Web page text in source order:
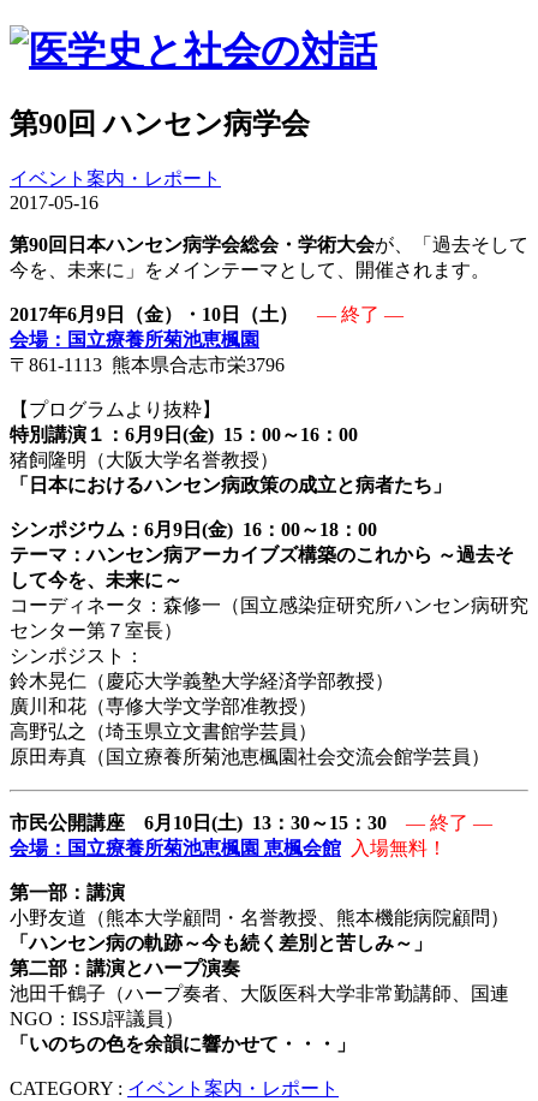
第90回 ハンセン病学会
イベント案内・レポート
2017-05-16
第90回日本ハンセン病学会総会・学術大会が、「過去そして
今を、未来に」をメインテーマとして、開催されます。
2017年6月9日（金）・10日（土）
― 終了 ―
会場：国立療養所菊池恵楓園
〒861-1113 熊本県合志市栄3796
【プログラムより抜粋】
特別講演１：6月9日(金) 15：00～16：00
猪飼隆明（大阪大学名誉教授）
「日本におけるハンセン病政策の成立と病者たち」
シンポジウム：6月9日(金) 16：00～18：00
テーマ：ハンセン病アーカイブズ構築のこれから ～過去そ
して今を、未来に～
コーディネータ：森修一（国立感染症研究所ハンセン病研究
センター第７室長）
シンポジスト：
鈴木晃仁（慶応大学義塾大学経済学部教授）
廣川和花（専修大学文学部准教授）
高野弘之（埼玉県立文書館学芸員）
原田寿真（国立療養所菊池恵楓園社会交流会館学芸員）
市民公開講座 6月10日(土) 13：30～15：30
― 終了 ―
会場：国立療養所菊池恵楓園 恵楓会館
入場無料！
第一部：講演
小野友道（熊本大学顧問・名誉教授、熊本機能病院顧問）
「ハンセン病の軌跡～今も続く差別と苦しみ～」
第二部：講演とハープ演奏
池田千鶴子（ハープ奏者、大阪医科大学非常勤講師、国連
NGO： ISSJ評議員）
「いのちの色を余韻に響かせて・・・」
CATEGORY : イベント案内・レポート